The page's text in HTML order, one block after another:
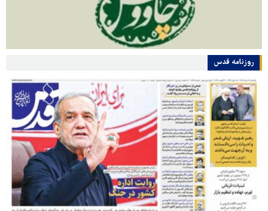
روزنامه قدس